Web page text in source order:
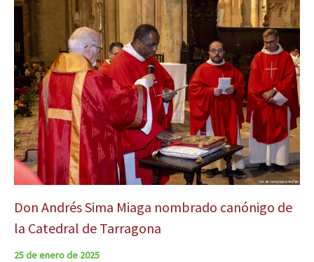
Don Andrés Sima Miaga nombrado canónigo de
la Catedral de Tarragona
25 de enero de 2025